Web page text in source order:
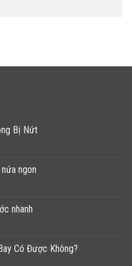
Bị Nứt
ngon
nhanh
Có Được Không?